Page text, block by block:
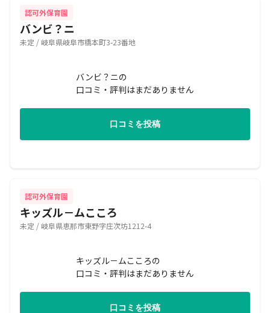
認可外保育園
バンビ？ニ
未定 / 岐阜県岐阜市橋本町3-23番地
バンビ？ニの
口コミ・評判はまだありません
口コミを投稿
認可外保育園
キッズル－ムこころ
未定 / 岐阜県恵那市東野字庄次坊1212-4
キッズル－ムこころの
口コミ・評判はまだありません
口コミを投稿